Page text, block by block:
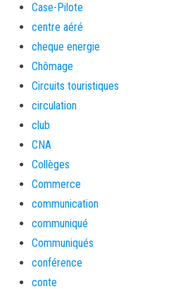
Case-Pilote
centre aéré
cheque energie
Chômage
Circuits touristiques
circulation
club
CNA
Collèges
Commerce
communication
communiqué
Communiqués
conférence
conte